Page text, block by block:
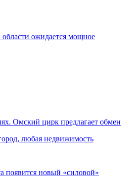
ожидается мощное
Омский цирк предлагает обмен
любая недвижимость
появится новый «силовой»